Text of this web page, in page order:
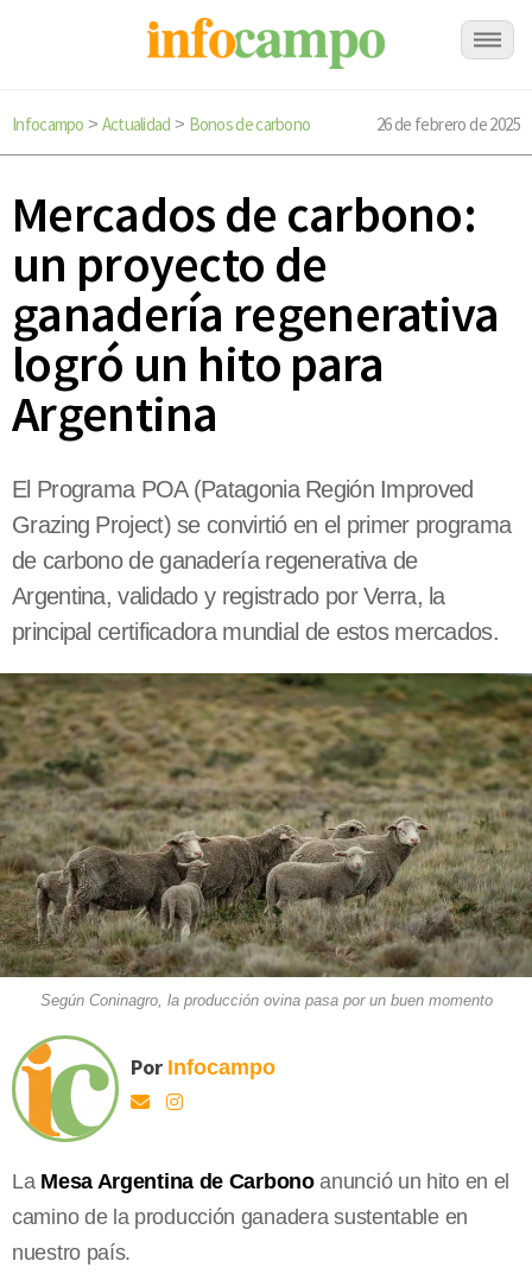
Infocampo > Actualidad > Bonos de carbono 26 de febrero de 2025
Mercados de carbono:
un proyecto de
ganadería regenerativa
logró un hito para
Argentina
El Programa POA (Patagonia Región Improved
Grazing Project) se convirtió en el primer programa
de carbono de ganadería regenerativa de
Argentina, validado y registrado por Verra, la
principal certificadora mundial de estos mercados.
Según Coninagro, la producción ovina pasa por un buen momento
Por Infocampo
La Mesa Argentina de Carbonoanunció un hito en el
camino de la producción ganadera sustentable en
nuestro país.